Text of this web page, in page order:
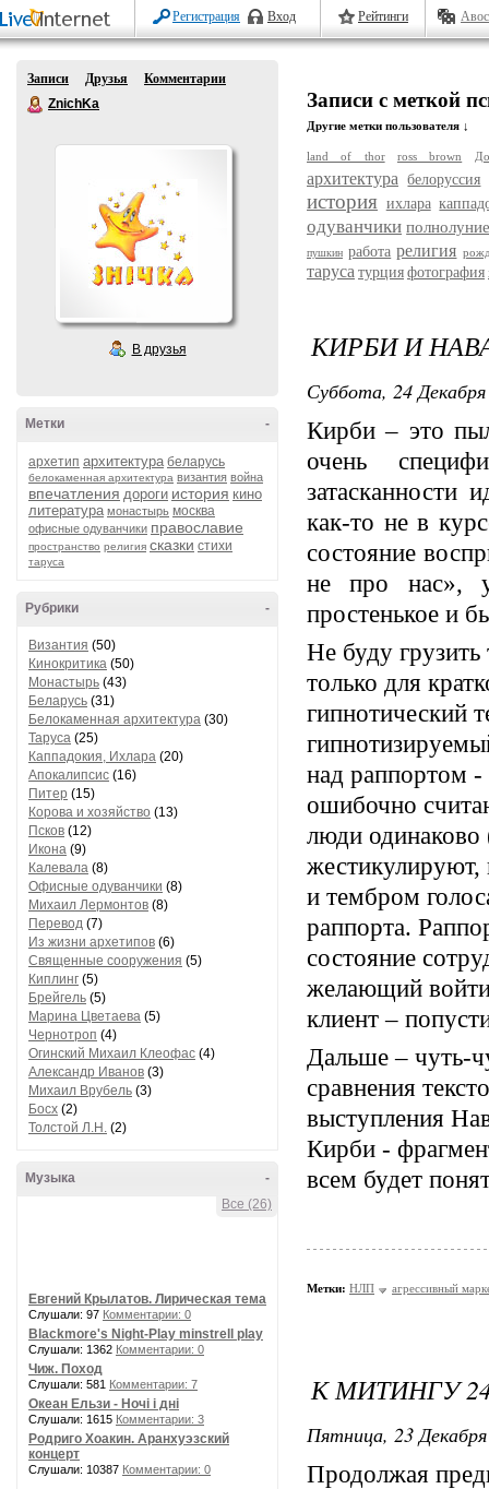
Регистрация Вход Рейтинги
Записи Друзья
Комментарии
ZnichKa
В друзья
-
Метки
архетип архитектура беларусь
белокаменная архитектура византия война
впечатления дороги история кино
литература монастырь москва
офисные одуванчики православие
пространство религия сказки стихи
таруса
-
Рубрики
Византия (50)
Кинокритика (50)
Монастырь (43)
Беларусь (31)
Белокаменная архитектура (30)
Таруса (25)
Каппадокия, Ихлара (20)
Апокалипсис (16)
Питер (15)
Корова и хозяйство (13)
Псков (12)
Икона (9)
Калевала (8)
Офисные одуванчики (8)
Михаил Лермонтов (8)
Перевод (7)
Из жизни архетипов (6)
Священные сооружения (5)
Киплинг (5)
Брейгель (5)
Марина Цветаева (5)
Чернотроп (4)
Огинский Михаил Клеофас (4)
Александр Иванов (3)
Михаил Врубель (3)
Босх (2)
Толстой Л.Н. (2)
-
Музыка
Все (26)
Евгений Крылатов. Лирическая тема
Слушали: 97 Комментарии: 0
Blackmore's Night-Play minstrell play
Слушали: 1362 Комментарии: 0
Чиж. Поход
Слушали: 581 Комментарии: 7
Океан Ельзи - Ночі і дні
Слушали: 1615 Комментарии: 3
Родриго Хоакин. Аранхуэзский
концерт
Слушали: 10387 Комментарии: 0
Записи с меткой
Другие метки пользователя ↓
land of thor ross brown
архитектура белоруссия
история ихлара
одуванчики
пушкин работа религия
таруса турция фотография
КИРБИ И
Суббота, 24
Кирби – это
очень
затасканности
как-то не в
состояние
не про нас»,
простенькое и
Не буду
только для
гипнотический
над раппортом
ошибочно
люди одинаково
жестикулируют,
и тембром
раппорта.
состояние
желающий
клиент –
Дальше – чуть-
сравнения
выступления
Кирби -
всем будет
Метки: НЛП агрессивный
К МИТИНГУ
Пятница, 23
Продолжая